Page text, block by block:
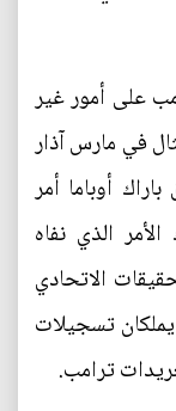
على أمور غير
في مارس آذار
أوباما أمر
الذي نفاه
الاتحادي
يملكان تسجيلات
ترامب.